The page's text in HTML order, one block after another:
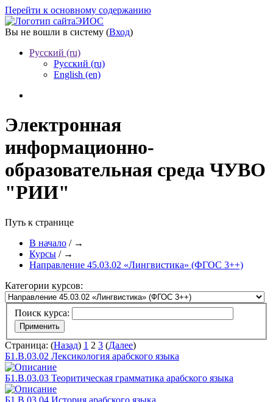
Перейти к основному содержанию
ЭИОС
Вы не вошли в систему (Вход)
Русский ‎(ru)‎
Русский ‎(ru)‎
English ‎(en)‎
Электронная
информационно-
образовательная среда ЧУВО
"РИИ"
Путь к странице
В начало / →
Курсы / →
Направление 45.03.02 «Лингвистика» (ФГОС 3++)
Категории курсов:
Поиск курса:
Страница: (Назад) 1 2 3 (Далее)
Б1.В.03.02 Лексикология арабского языка
Б1.В.03.03 Теоритическая грамматика арабского языка